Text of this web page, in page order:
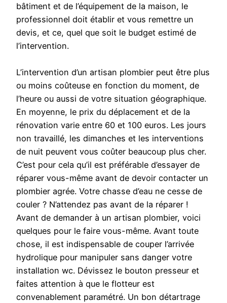
bâtiment et de l’équipement de la maison, le
professionnel doit établir et vous remettre un
devis, et ce, quel que soit le budget estimé de
l’intervention.
L’intervention d’un artisan plombier peut être plus
ou moins coûteuse en fonction du moment, de
l’heure ou aussi de votre situation géographique.
En moyenne, le prix du déplacement et de la
rénovation varie entre 60 et 100 euros. Les jours
non travaillé, les dimanches et les interventions
de nuit peuvent vous coûter beaucoup plus cher.
C’est pour cela qu’il est préférable d’essayer de
réparer vous-même avant de devoir contacter un
plombier agrée. Votre chasse d’eau ne cesse de
couler ? N’attendez pas avant de la réparer !
Avant de demander à un artisan plombier, voici
quelques pour le faire vous-même. Avant toute
chose, il est indispensable de couper l’arrivée
hydrolique pour manipuler sans danger votre
installation wc. Dévissez le bouton presseur et
faites attention à que le flotteur est
convenablement paramétré. Un bon détartrage